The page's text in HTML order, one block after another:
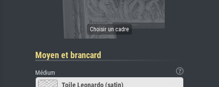
Moyen et brancard
Médium
Toile Leonardo (satin)